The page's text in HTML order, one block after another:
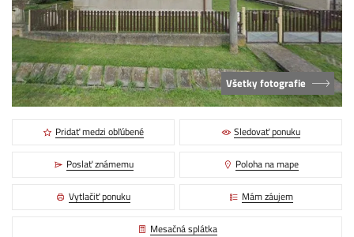
Všetky fotografie
Pridať medzi obľúbené Sledovať ponuku
Poslať známemu Poloha na mape
Vytlačiť ponuku Mám záujem
Mesačná splátka